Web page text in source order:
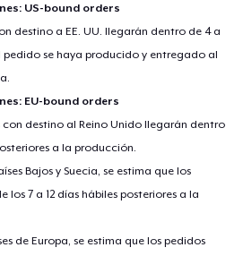
US-bound orders
destino a EE. UU. llegarán dentro de 4 a
pedido se haya producido y entregado al
EU-bound orders
con destino al Reino Unido llegarán dentro
a la producción.
Bajos y Suecia, se estima que los
los 7 a 12 días hábiles posteriores a la
de Europa, se estima que los pedidos